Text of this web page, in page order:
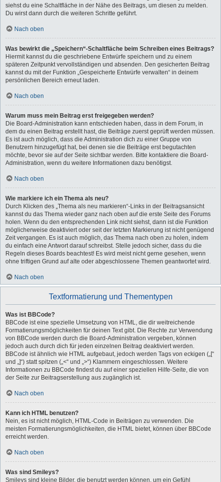
siehst du eine Schaltfläche in der Nähe des Beitrags, um diesen zu melden.
Du wirst dann durch die weiteren Schritte geführt.
Nach oben
Was bewirkt die „Speichern“-Schaltfläche beim Schreiben eines Beitrags?
Hiermit kannst du die geschriebene Entwürfe speichern und zu einem
späteren Zeitpunkt vervollständigen und absenden. Den gesicherten Beitrag
kannst du mit der Funktion „Gespeicherte Entwürfe verwalten“ in deinem
persönlichen Bereich erneut laden.
Nach oben
Warum muss mein Beitrag erst freigegeben werden?
Die Board-Administration kann entschieden haben, dass in dem Forum, in
dem du einen Beitrag erstellt hast, die Beiträge zuerst geprüft werden müssen.
Es ist auch möglich, dass die Administration dich zu einer Gruppe von
Benutzern hinzugefügt hat, bei denen sie die Beiträge erst begutachten
möchte, bevor sie auf der Seite sichtbar werden. Bitte kontaktiere die Board-
Administration, wenn du weitere Informationen dazu benötigst.
Nach oben
Wie markiere ich ein Thema als neu?
Durch Klicken des „Thema als neu markieren“-Links in der Beitragsansicht
kannst du das Thema wieder ganz nach oben auf die erste Seite des Forums
holen. Wenn du den entsprechenden Link nicht siehst, dann ist die Funktion
möglicherweise deaktiviert oder seit der letzten Markierung ist nicht genügend
Zeit vergangen. Es ist auch möglich, das Thema nach oben zu holen, indem
du einfach eine Antwort darauf schreibst. Stelle jedoch sicher, dass du die
Regeln dieses Boards beachtest! Es wird meist nicht gerne gesehen, wenn
ohne triftigen Grund auf alte oder abgeschlossene Themen geantwortet wird.
Nach oben
Textformatierung und Thementypen
Was ist BBCode?
BBCode ist eine spezielle Umsetzung von HTML, die dir weitreichende
Formatierungsmöglichkeiten für deinen Text gibt. Die Rechte zur Verwendung
von BBCode werden durch die Board-Administration vergeben, können
jedoch auch durch dich für jeden einzelnen Beitrag deaktiviert werden.
BBCode ist ähnlich wie HTML aufgebaut, jedoch werden Tags von eckigen („[“
und „]“) statt spitzen („<“ und „>“) Klammern eingeschlossen. Weitere
Informationen zu BBCode findest du auf einer speziellen Hilfe-Seite, die von
der Seite zur Beitragserstellung aus zugänglich ist.
Nach oben
Kann ich HTML benutzen?
Nein, es ist nicht möglich, HTML-Code in Beiträgen zu verwenden. Die
meisten Formatierungsmöglichkeiten, die HTML bietet, können über BBCode
erreicht werden.
Nach oben
Was sind Smileys?
Smileys sind kleine Bilder, die benutzt werden können, um ein Gefühl